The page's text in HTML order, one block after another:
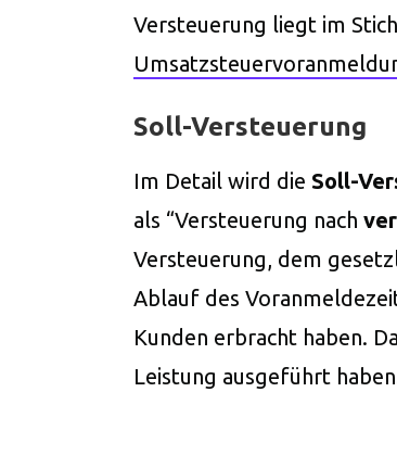
Versteuerung liegt im
Soll-Versteuerung
Im Detail wird die Soll-
als “Versteuerung nach
Versteuerung, dem
Ablauf des
Kunden erbracht haben.
Leistung ausgeführt